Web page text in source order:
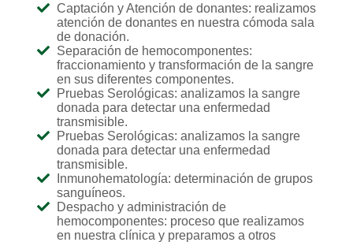
Captación y Atención de donantes: realizamos
atención de donantes en nuestra cómoda sala
de donación.
Separación de hemocomponentes:
fraccionamiento y transformación de la sangre
en sus diferentes componentes.
Pruebas Serológicas: analizamos la sangre
donada para detectar una enfermedad
transmisible.
Pruebas Serológicas: analizamos la sangre
donada para detectar una enfermedad
transmisible.
Inmunohematología: determinación de grupos
sanguíneos.
Despacho y administración de
hemocomponentes: proceso que realizamos
en nuestra clínica y preparamos a otros